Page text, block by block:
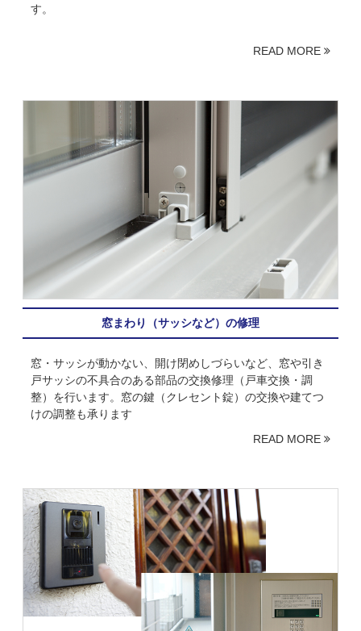
す。
READ MORE
窓まわり（サッシなど）の修理
窓・サッシが動かない、開け閉めしづらいなど、窓や引き
戸サッシの不具合のある部品の交換修理（戸車交換・調
整）を行います。窓の鍵（クレセント錠）の交換や建てつ
けの調整も承ります
READ MORE